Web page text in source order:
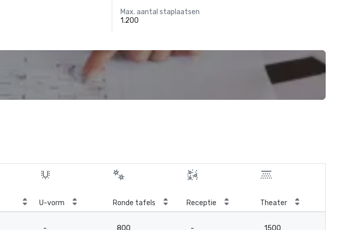
Max. aantal staplaatsen
1.200
U-vorm Ronde tafels Receptie Theater
- 800 - 1500